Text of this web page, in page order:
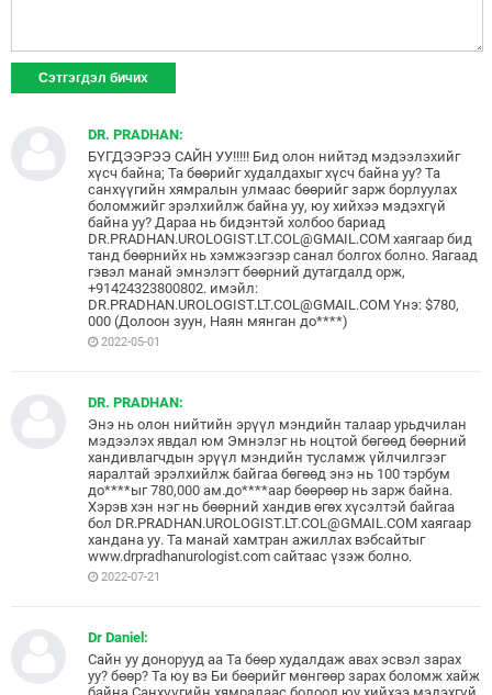
DR. PRADHAN:
БҮГДЭЭРЭЭ САЙН УУ!!!!! Бид олон нийтэд мэдээлэхийг
хүсч байна; Та бөөрийг худалдахыг хүсч байна уу? Та
санхүүгийн хямралын улмаас бөөрийг зарж борлуулах
боломжийг эрэлхийлж байна уу, юу хийхээ мэдэхгүй
байна уу? Дараа нь бидэнтэй холбоо бариад
DR.PRADHAN.UROLOGIST.LT.COL@GMAIL.COM хаягаар бид
танд бөөрнийх нь хэмжээгээр санал болгох болно. Яагаад
гэвэл манай эмнэлэгт бөөрний дутагдалд орж,
+91424323800802. имэйл:
DR.PRADHAN.UROLOGIST.LT.COL@GMAIL.COM Yнэ: $780,
000 (Долоон зуун, Наян мянган до****)
2022-05-01
DR. PRADHAN:
Энэ нь олон нийтийн эрүүл мэндийн талаар урьдчилан
мэдээлэх явдал юм Эмнэлэг нь ноцтой бөгөөд бөөрний
хандивлагчдын эрүүл мэндийн тусламж үйлчилгээг
яаралтай эрэлхийлж байгаа бөгөөд энэ нь 100 тэрбум
до****ыг 780,000 ам.до****аар бөөрөөр нь зарж байна.
Хэрэв хэн нэг нь бөөрний хандив өгөх хүсэлтэй байгаа
бол DR.PRADHAN.UROLOGIST.LT.COL@GMAIL.COM хаягаар
хандана уу. Та манай хамтран ажиллах вэбсайтыг
www.drpradhanurologist.com сайтаас үзэж болно.
2022-07-21
Dr Daniel:
Сайн уу донорууд аа Та бөөр худалдаж авах эсвэл зарах
уу? бөөр? Та юу вэ Би бөөрийг мөнгөөр зарах боломж хайж